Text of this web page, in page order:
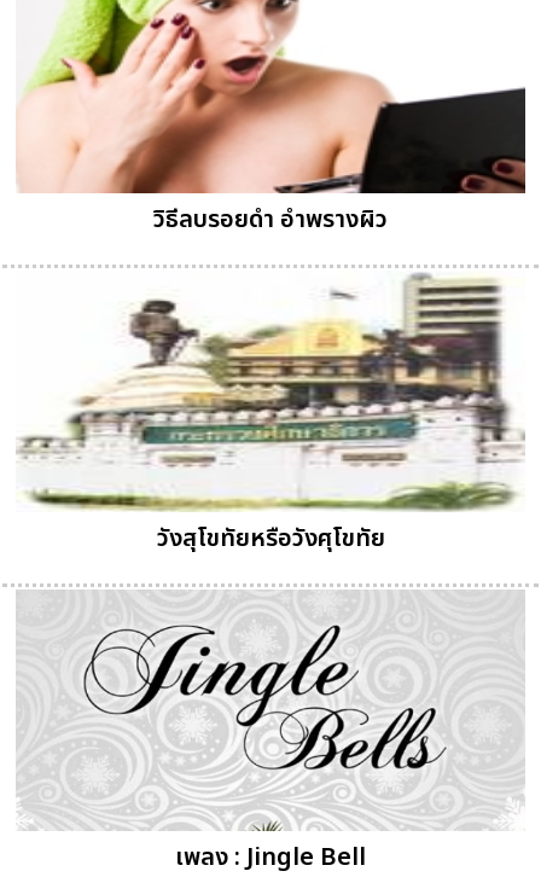
วิธีลบรอยดำ อำพรางผิว
วังสุโขทัยหรือวังศุโขทัย
เพลง : Jingle Bell